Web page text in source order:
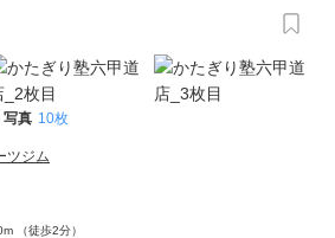
写真 10枚
ツジム
（徒歩2分）